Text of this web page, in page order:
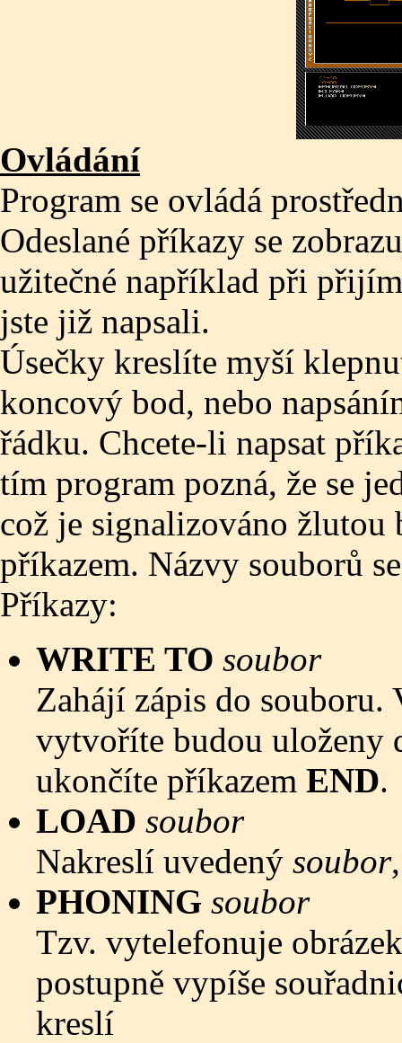
Ovládání
Program se ovládá
Odeslané příkazy se
užitečné například při
jste již napsali.
Úsečky kreslíte myší
koncový bod, nebo
řádku. Chcete-li napsat
tím program pozná, že se
což je signalizováno žlutou
příkazem. Názvy souborů
Příkazy:
WRITE TO soubor
Zahájí zápis do souboru.
vytvoříte budou uloženy
ukončíte příkazem END.
LOAD soubor
Nakreslí uvedený soubor
PHONING soubor
Tzv. vytelefonuje
postupně vypíše
kreslí